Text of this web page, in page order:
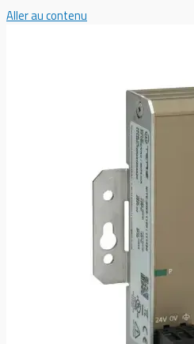
Aller au contenu